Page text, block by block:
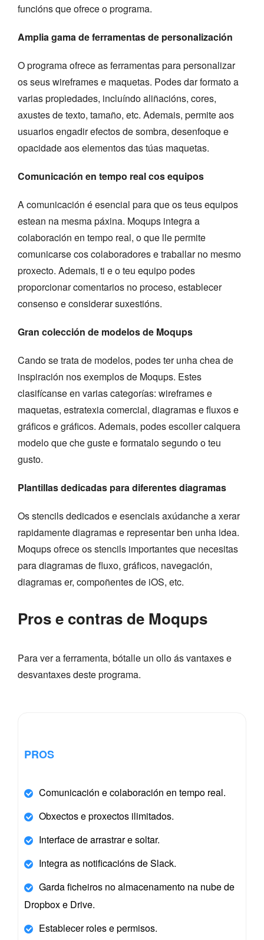
funcións que ofrece o programa.
Amplia gama de ferramentas de personalización
O programa ofrece as ferramentas para personalizar
os seus wireframes e maquetas. Podes dar formato a
varias propiedades, incluíndo aliñacións, cores,
axustes de texto, tamaño, etc. Ademais, permite aos
usuarios engadir efectos de sombra, desenfoque e
opacidade aos elementos das túas maquetas.
Comunicación en tempo real cos equipos
A comunicación é esencial para que os teus equipos
estean na mesma páxina. Moqups integra a
colaboración en tempo real, o que lle permite
comunicarse cos colaboradores e traballar no mesmo
proxecto. Ademais, ti e o teu equipo podes
proporcionar comentarios no proceso, establecer
consenso e considerar suxestións.
Gran colección de modelos de Moqups
Cando se trata de modelos, podes ter unha chea de
inspiración nos exemplos de Moqups. Estes
clasifícanse en varias categorías: wireframes e
maquetas, estratexia comercial, diagramas e fluxos e
gráficos e gráficos. Ademais, podes escoller calquera
modelo que che guste e formatalo segundo o teu
gusto.
Plantillas dedicadas para diferentes diagramas
Os stencils dedicados e esenciais axúdanche a xerar
rapidamente diagramas e representar ben unha idea.
Moqups ofrece os stencils importantes que necesitas
para diagramas de fluxo, gráficos, navegación,
diagramas er, compoñentes de iOS, etc.
Pros e contras de Moqups
Para ver a ferramenta, bótalle un ollo ás vantaxes e
desvantaxes deste programa.
PROS
Comunicación e colaboración en tempo real.
Obxectos e proxectos ilimitados.
Interface de arrastrar e soltar.
Integra as notificacións de Slack.
Garda ficheiros no almacenamento na nube de
Dropbox e Drive.
Establecer roles e permisos.